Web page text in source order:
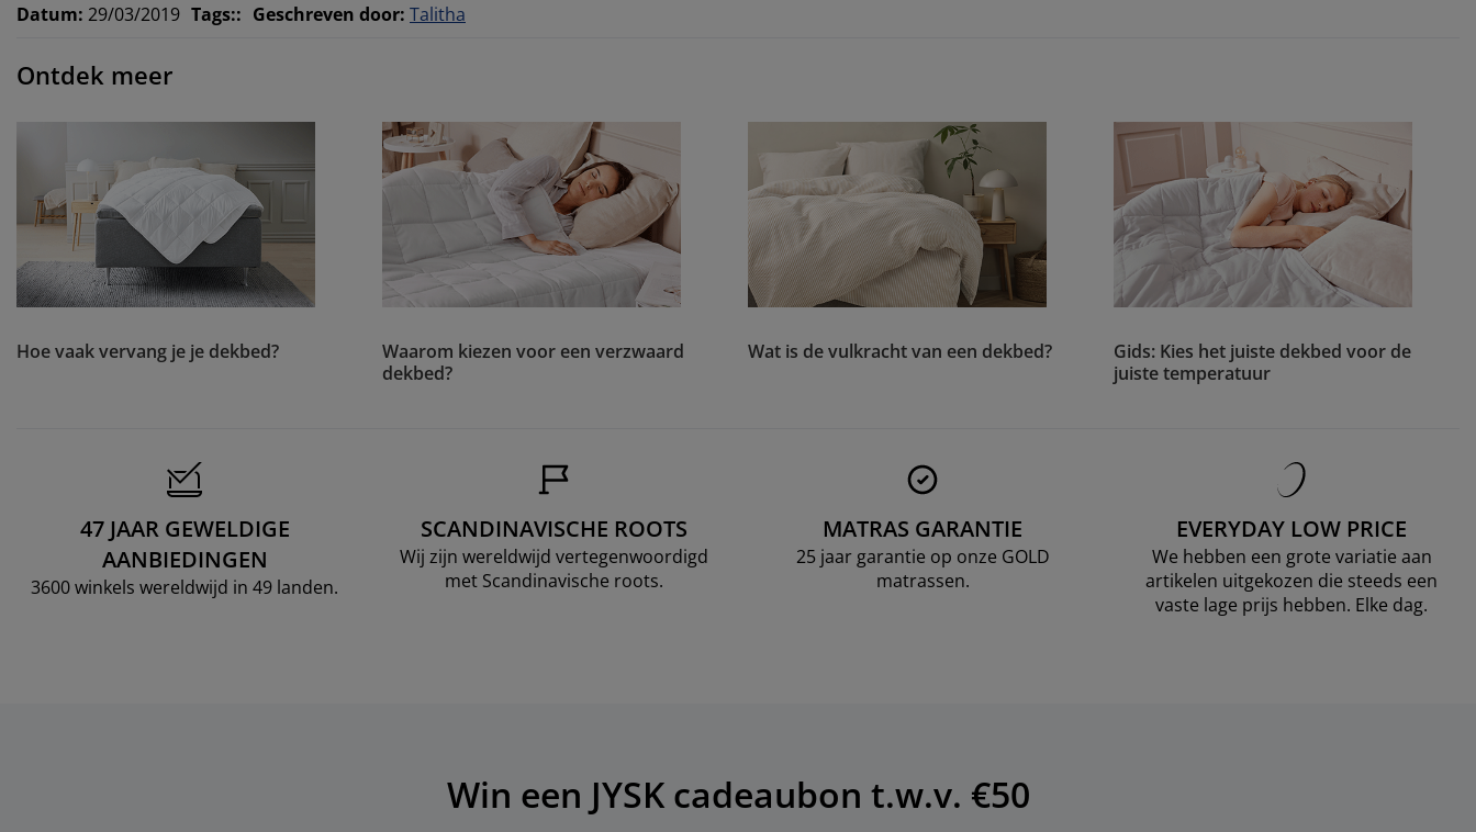
Datum: 29/03/2019 Tags:: Geschreven door: Talitha
Ontdek meer
Hoe vaak vervang je je dekbed?
Waarom kiezen voor een verzwaard
dekbed?
Wat is de vulkracht van een dekbed?
Gids: Kies het juiste dekbed voor de
juiste temperatuur
47 JAAR GEWELDIGE
AANBIEDINGEN
3600 winkels wereldwijd in 49 landen.
SCANDINAVISCHE ROOTS
Wij zijn wereldwijd vertegenwoordigd
met Scandinavische roots.
MATRAS GARANTIE
25 jaar garantie op onze GOLD
matrassen.
EVERYDAY LOW PRICE
We hebben een grote variatie aan
artikelen uitgekozen die steeds een
vaste lage prijs hebben. Elke dag.
Win een JYSK cadeaubon t.w.v. €50